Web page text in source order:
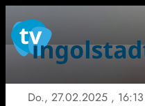
Do., 27.02.2025 ,